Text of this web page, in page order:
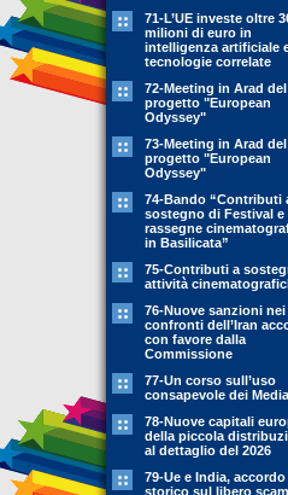
71-L’UE investe oltre
milioni di euro in
intelligenza artificiale
tecnologie correlate
72-Meeting in Arad del
progetto "European
Odyssey"
73-Meeting in Arad del
progetto "European
Odyssey"
74-Bando “Contributi
sostegno di Festival e
rassegne
in Basilicata”
75-Contributi a
attività
76-Nuove sanzioni nei
confronti dell’Iran
con favore dalla
Commissione
77-Un corso sull’uso
consapevole dei Media
78-Nuove capitali
della piccola
al dettaglio del 2026
79-Ue e India, accordo
storico sul libero